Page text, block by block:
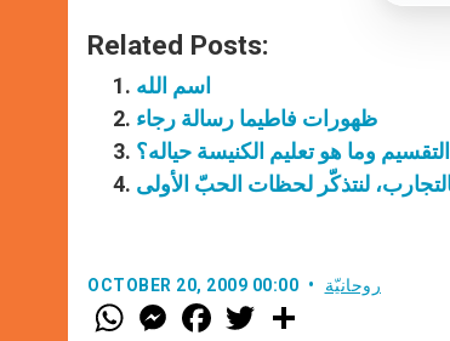
Related Posts:
اسم الله
ظهورات فاطيما رسالة رجاء
وما هو تعليم الكنيسة حياله؟
لنتذكّر لحظات الحبّ الأولى
OCTOBER 20, 2009 00:00 روحانيّة
W
h
M
e
F
a w